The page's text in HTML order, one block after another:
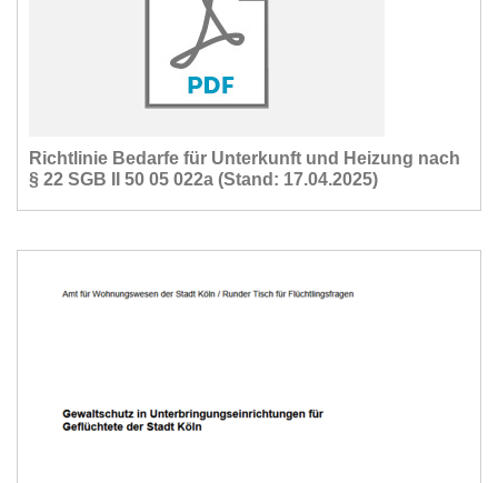
Richtlinie Bedarfe für Unterkunft und Heizung nach
§ 22 SGB II 50 05 022a (Stand: 17.04.2025)